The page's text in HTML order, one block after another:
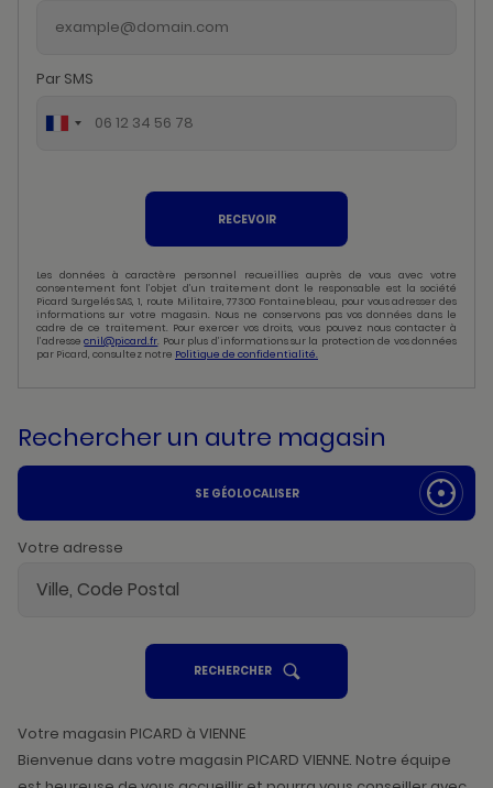
Par SMS
RECEVOIR
Les données à caractère personnel recueillies auprès de vous avec votre
consentement font l’objet d’un traitement dont le responsable est la société
Picard Surgelés SAS, 1, route Militaire, 77300 Fontainebleau, pour vous adresser des
informations sur votre magasin. Nous ne conservons pas vos données dans le
cadre de ce traitement. Pour exercer vos droits, vous pouvez nous contacter à
l’adressecnil@picard.fr. Pour plus d’informations sur la protection de vos données
par Picard, consultez notre Politique de confidentialité.
Rechercher un autre magasin
SE GÉOLOCALISER
Votre adresse
RECHERCHERUN
POINT
VENTE
Votre magasin PICARD à VIENNE
Bienvenue dans votre magasin PICARD VIENNE. Notre équipe